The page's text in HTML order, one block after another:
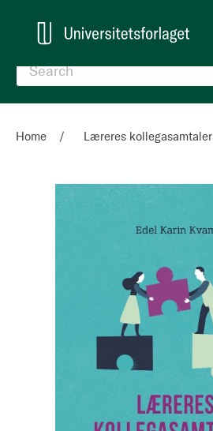
Home Læreres kollegasamtaler